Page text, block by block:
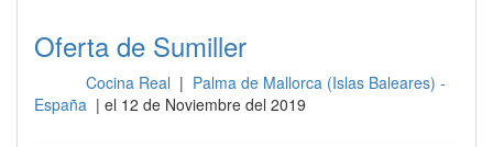
Oferta de Sumiller
Cocina Real | Palma de Mallorca (Islas Baleares) -
España | el 12 de Noviembre del 2019